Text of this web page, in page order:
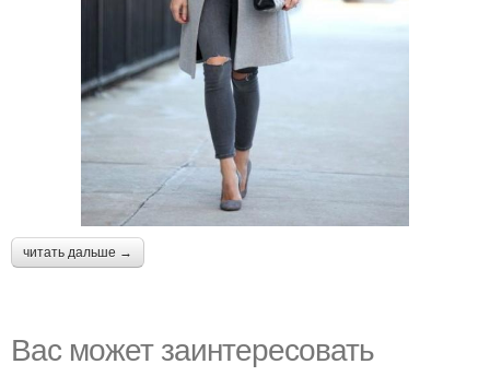
читать дальше →
Вас может заинтересовать